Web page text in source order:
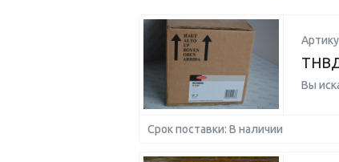
Вы
Срок поставки: В наличии